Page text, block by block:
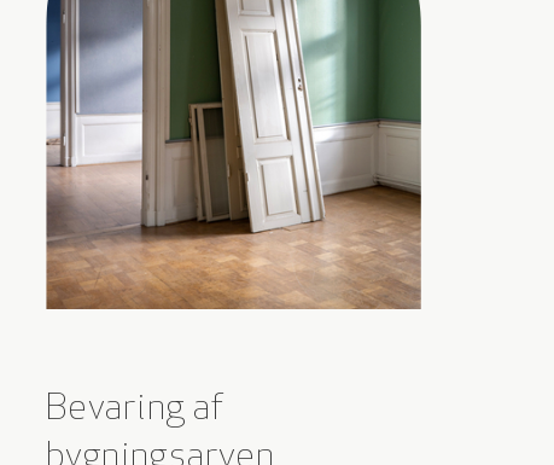
Bevaring af